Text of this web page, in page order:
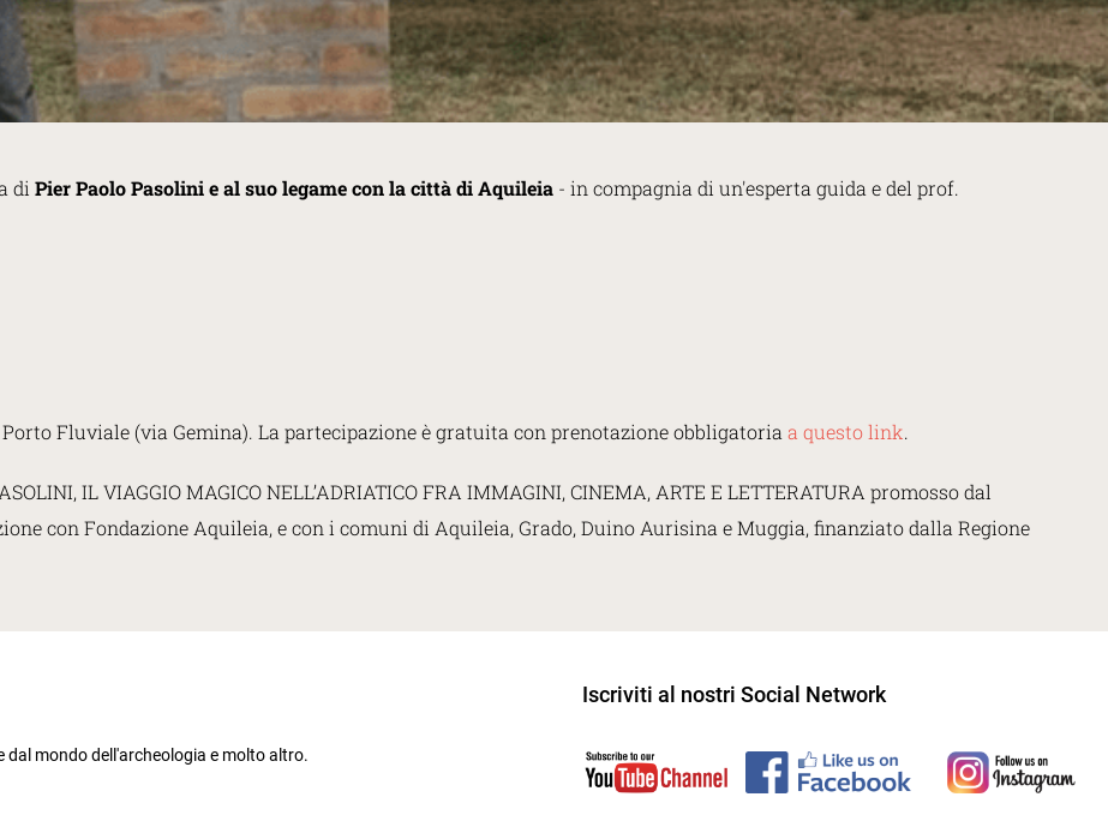
di Pier Paolo Pasolini e al suo legame con la città di Aquileia - in compagnia di un'esperta guida e del prof.
Fluviale (via Gemina). La partecipazione è gratuita con prenotazione obbligatoriaa questo link.
IL VIAGGIO MAGICO NELL’ADRIATICO FRA IMMAGINI, CINEMA, ARTE E LETTERATURA promosso dal
con Fondazione Aquileia, e con i comuni di Aquileia, Grado, Duino Aurisina e Muggia, finanziato dalla Regione
dal mondo dell'archeologia e molto altro.
Iscriviti al nostri Social Network